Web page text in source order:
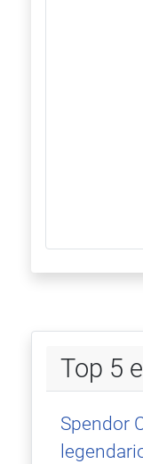
Top 5
Spendor